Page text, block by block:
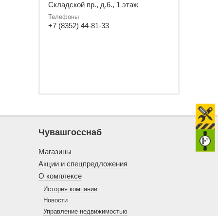
Складской пр., д.6., 1 этаж
Телефоны
+7 (8352) 44-81-33
Чувашгосснаб
Магазины
Акции и спецпредложения
О комплексе
История компании
Новости
Управление недвижимостью